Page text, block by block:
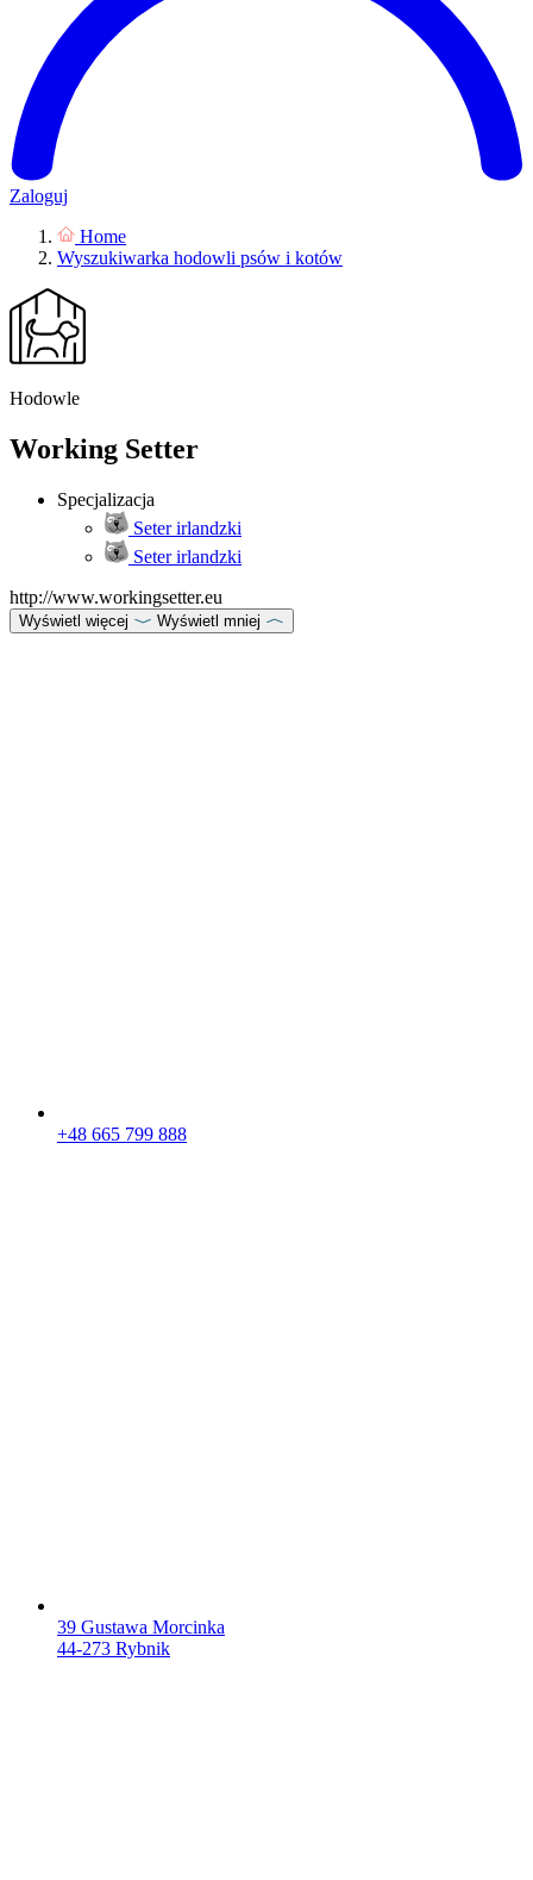
Zaloguj
Home
Wyszukiwarka hodowli psów i kotów
Hodowle
Working Setter
Specjalizacja
Seter irlandzki
Seter irlandzki
http://www.workingsetter.eu
Wyświetl więcej Wyświetl mniej
+48 665 799 888
39 Gustawa Morcinka
44-273 Rybnik